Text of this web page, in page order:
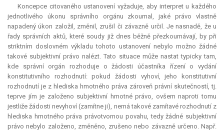
Koncepce citovaného ustanovení vyžaduje, aby interpret u každého
jednotlivého úkonu správního orgánu zkoumal, jaké právo vlastně
napadený úkon založil, změnil, zrušil či závazně určil. Je nasnadě, že u
řady správních aktů, které soudy již dnes běžně přezkoumávají, by při
striktním doslovném výkladu tohoto ustanovení nebylo možno žádné
takové subjektivní právo nalézt. Tato situace může nastat typicky tam,
kde správní orgán rozhoduje o žádosti účastníka řízení o vydání
konstitutivního rozhodnutí: pokud žádosti vyhoví, jeho
konstitutivní
rozhodnutí je z hlediska hmotného práva zároveň právní skutečností, tj.
teprve jím je založeno subjektivní hmotné právo, ovšem naproti tomu
jestliže žádosti nevyhoví (zamítne ji), nemá takové zamítavé rozhodnutí z
hlediska hmotného práva právotvornou povahu, tedy žádné subjektivní
právo nebylo založeno, změněno, zrušeno nebo závazně určeno. Např.